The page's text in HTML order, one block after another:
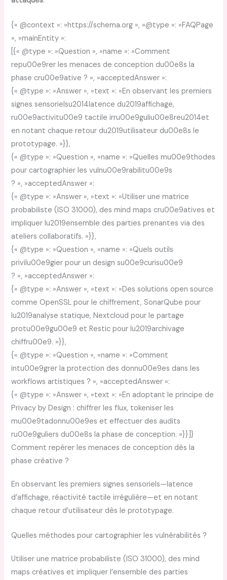
{« @context »: »https://schema.org », »@type »: »FAQPage
», »mainEntity »:
[{« @type »: »Question », »name »: »Comment
repu00e9rer les menaces de conception du00e8s la
phase cru00e9ative ? », »acceptedAnswer »:
{« @type »: »Answer », »text »: »En observant les premiers
signes sensorielsu2014latence du2019affichage,
ru00e9activitu00e9 tactile irru00e9guliu00e8reu2014et
en notant chaque retour du2019utilisateur du00e8s le
prototypage. »}},
{« @type »: »Question », »name »: »Quelles mu00e9thodes
pour cartographier les vulnu00e9rabilitu00e9s
? », »acceptedAnswer »:
{« @type »: »Answer », »text »: »Utiliser une matrice
probabiliste (ISO 31000), des mind maps cru00e9atives et
impliquer lu2019ensemble des parties prenantes via des
ateliers collaboratifs. »}},
{« @type »: »Question », »name »: »Quels outils
privilu00e9gier pour un design su00e9curisu00e9
? », »acceptedAnswer »:
{« @type »: »Answer », »text »: »Des solutions open source
comme OpenSSL pour le chiffrement, SonarQube pour
lu2019analyse statique, Nextcloud pour le partage
protu00e9gu00e9 et Restic pour lu2019archivage
chiffru00e9. »}},
{« @type »: »Question », »name »: »Comment
intu00e9grer la protection des donnu00e9es dans les
workflows artistiques ? », »acceptedAnswer »:
{« @type »: »Answer », »text »: »En adoptant le principe de
Privacy by Design : chiffrer les flux, tokeniser les
mu00e9tadonnu00e9es et effectuer des audits
ru00e9guliers du00e8s la phase de conception. »}}]}
Comment repérer les menaces de conception dès la
phase créative ?
En observant les premiers signes sensoriels—latence
d’affichage, réactivité tactile irrégulière—et en notant
chaque retour d’utilisateur dès le prototypage.
Quelles méthodes pour cartographier les vulnérabilités ?
Utiliser une matrice probabiliste (ISO 31000), des mind
maps créatives et impliquer l’ensemble des parties